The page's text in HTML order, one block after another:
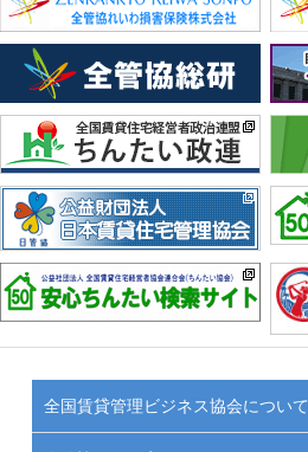
全国賃貸管理ビジネス協会について